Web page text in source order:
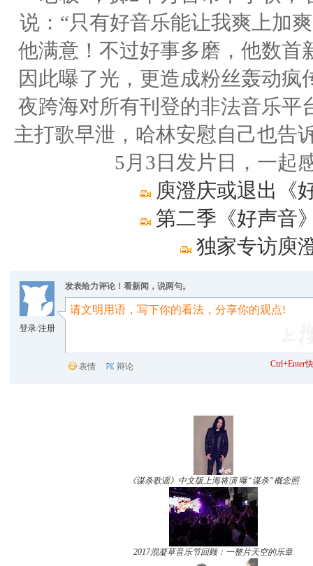
说：“只有好音乐能让我爽上加
他满意！不过好事多磨，他数首
因此曝了光，更造成粉丝轰动
夜跨海对所有刊登的非法音乐平
主打歌早泄，哈林安慰自己也告
5月3日发片日，一起
庾澄庆或退出《
第二季《好声音
独家专访庾
登录/注册
发表给力评论！看新闻，说两句。
表情 辩论 Ctrl+Enter
《谋杀歌谣》中文版上海将演 曝“谋杀”概念照
2017混凝草音乐节回顾：一整片天空的乐章